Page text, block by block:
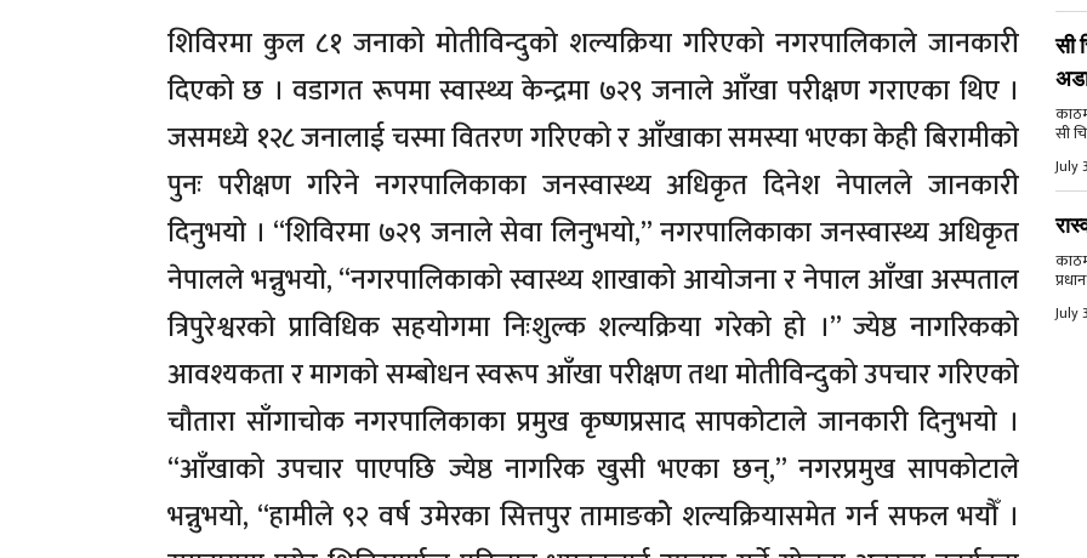
शिविरमा कुल ८१ जनाको मोतीविन्दुको शल्यक्रिया गरिएको नगरपालिकाले जानकारी
दिएको छ । वडागत रूपमा स्वास्थ्य केन्द्रमा ७२९ जनाले आँखा परीक्षण गराएका थिए ।
जसमध्ये १२८ जनालाई चस्मा वितरण गरिएको र आँखाका समस्या भएका केही बिरामीको
पुनः परीक्षण गरिने नगरपालिकाका जनस्वास्थ्य अधिकृत दिनेश नेपालले जानकारी
दिनुभयो । “शिविरमा ७२९ जनाले सेवा लिनुभयो,” नगरपालिकाका जनस्वास्थ्य अधिकृत
नेपालले भन्नुभयो, “नगरपालिकाको स्वास्थ्य शाखाको आयोजना र नेपाल आँखा अस्पताल
त्रिपुरेश्वरको प्राविधिक सहयोगमा निःशुल्क शल्यक्रिया गरेको हो ।” ज्येष्ठ नागरिकको
आवश्यकता र मागको सम्बोधन स्वरूप आँखा परीक्षण तथा मोतीविन्दुको उपचार गरिएको
चौतारा साँगाचोक नगरपालिकाका प्रमुख कृष्णप्रसाद सापकोटाले जानकारी दिनुभयो ।
“आँखाको उपचार पाएपछि ज्येष्ठ नागरिक खुसी भएका छन्,” नगरप्रमुख सापकोटाले
भन्नुभयो, “हामीले ९२ वर्ष उमेरका सित्तपुर तामाङकोे शल्यक्रियासमेत गर्न सफल भयौँ ।
सी
सी
July
July